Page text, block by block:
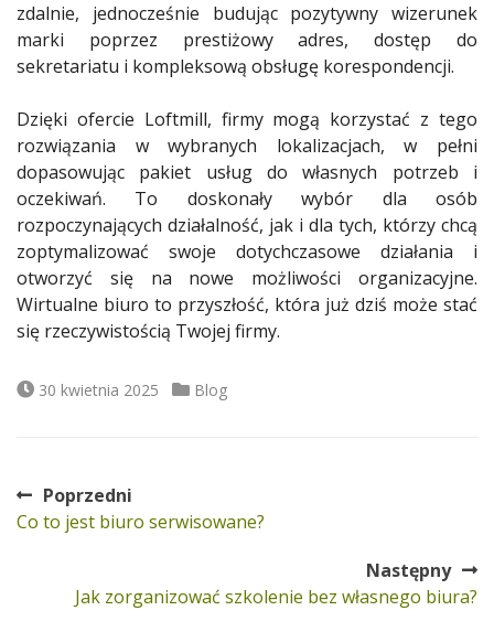
zdalnie, jednocześnie budując pozytywny wizerunek
marki poprzez prestiżowy adres, dostęp do
sekretariatu i kompleksową obsługę korespondencji.
Dzięki ofercie Loftmill, firmy mogą korzystać z tego
rozwiązania w wybranych lokalizacjach, w pełni
dopasowując pakiet usług do własnych potrzeb i
oczekiwań. To doskonały wybór dla osób
rozpoczynających działalność, jak i dla tych, którzy chcą
zoptymalizować swoje dotychczasowe działania i
otworzyć się na nowe możliwości organizacyjne.
Wirtualne biuro to przyszłość, która już dziś może stać
się rzeczywistością Twojej firmy.
Data
30 kwietnia 2025 Kategorie
Blog
Nawigacja
Poprzedni
Poprzedni
Co to jest biuro serwisowane?
Następny
Następny
Jak zorganizować szkolenie bez własnego biura?